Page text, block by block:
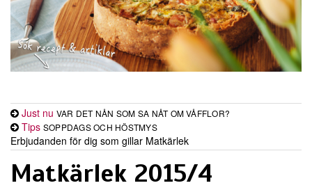
Just nu VAR DET NÅN SOM SA NÅT OM VÅFFLOR?
Tips SOPPDAGS OCH HÖSTMYS
Erbjudanden för dig som gillar Matkärlek
Matkärlek 2015/4